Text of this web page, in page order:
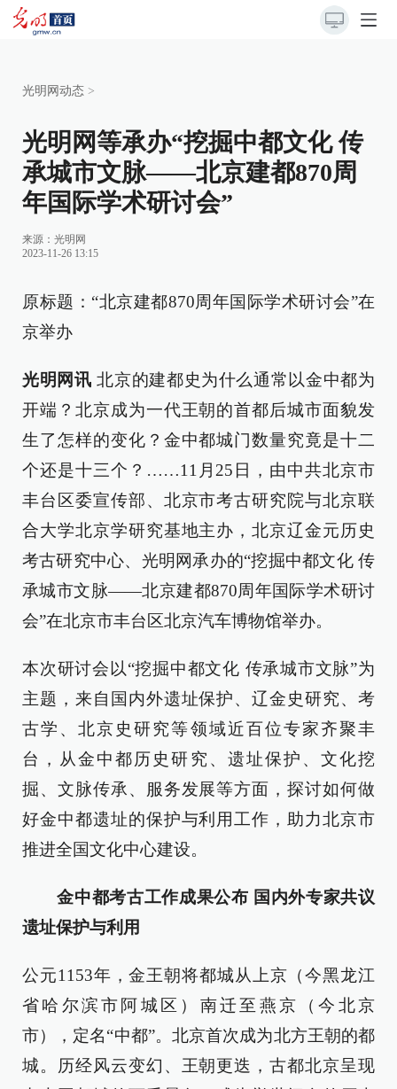
光明网动态 >
光明网等承办“挖掘中都文化 传
承城市文脉——北京建都870周
年国际学术研讨会”
来源： 光明网
2023-11-26 13:15
原标题：“北京建都870周年国际学术研讨会”在
京举办
光明网讯北京的建都史为什么通常以金中都为
开端？北京成为一代王朝的首都后城市面貌发
生了怎样的变化？金中都城门数量究竟是十二
个还是十三个？……11月25日，由中共北京市
丰台区委宣传部、北京市考古研究院与北京联
合大学北京学研究基地主办，北京辽金元历史
考古研究中心、光明网承办的“挖掘中都文化 传
承城市文脉——北京建都870周年国际学术研讨
会”在北京市丰台区北京汽车博物馆举办。
本次研讨会以“挖掘中都文化 传承城市文脉”为
主题，来自国内外遗址保护、辽金史研究、考
古学、北京史研究等领域近百位专家齐聚丰
台，从金中都历史研究、遗址保护、文化挖
掘、文脉传承、服务发展等方面，探讨如何做
好金中都遗址的保护与利用工作，助力北京市
推进全国文化中心建设。
金中都考古工作成果公布 国内外专家共议
遗址保护与利用
公元1153年，金王朝将都城从上京（今黑龙江
省哈尔滨市阿城区）南迁至燕京（今北京
市），定名“中都”。北京首次成为北方王朝的都
城。历经风云变幻、王朝更迭，古都北京呈现